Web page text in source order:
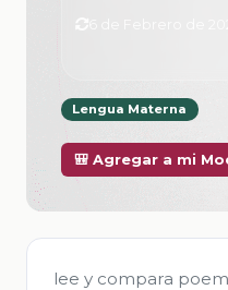
Lengua Materna
🎒 Agregar a mi
lee y compara